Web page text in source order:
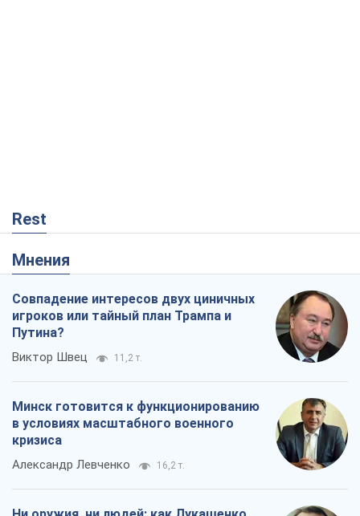
Rest
Мнения
Совпадение интересов двух циничных
игроков или тайный план Трампа и
Путина?
Виктор Швец 11,2 т.
Минск готовится к функционированию
в условиях масштабного военного
кризиса
Александр Левченко 16,2 т.